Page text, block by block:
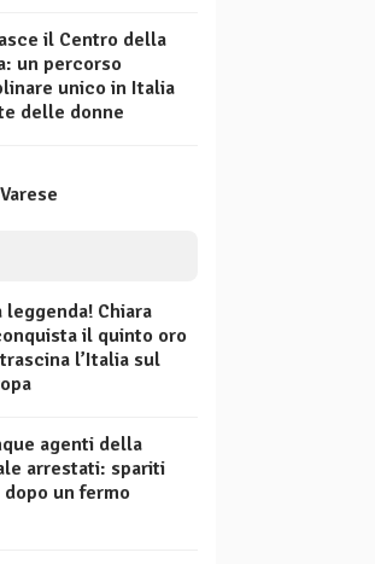
il Centro della
un percorso
unico in Italia
delle donne
leggenda! Chiara
il quinto oro
l’Italia sul
agenti della
arrestati: spariti
un fermo